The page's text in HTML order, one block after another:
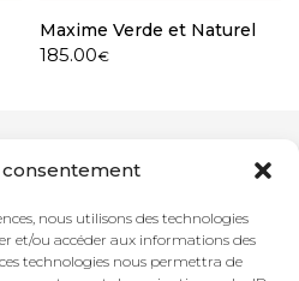
nous utilisons des technologies
et/ou accéder aux informations des
technologies nous permettra de
Maxime Verde et Naturel
185.00€